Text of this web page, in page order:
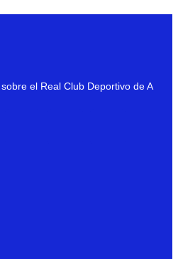
sobre el Real Club Deportivo de A